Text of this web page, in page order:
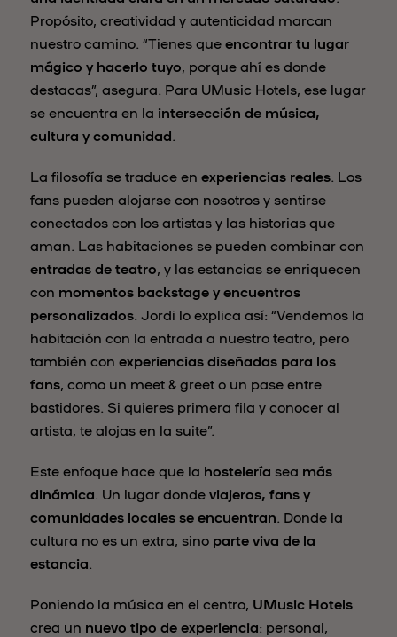
Propósito, creatividad y autenticidad marcan
nuestro camino. “Tienes queencontrar tu lugar
mágico y hacerlo tuyo, porque ahí es donde
destacas”, asegura. Para UMusic Hotels, ese lugar
se encuentra en la intersección de música,
cultura y comunidad.
La filosofía se traduce en experiencias reales. Los
fans pueden alojarse con nosotros y sentirse
conectados con los artistas y las historias que
aman. Las habitaciones se pueden combinar con
entradas de teatro, y las estancias se enriquecen
con momentos backstage y encuentros
personalizados. Jordi lo explica así: “Vendemos la
habitación con la entrada a nuestro teatro, pero
también con experiencias diseñadas para los
fans, como un meet & greet o un pase entre
bastidores. Si quieres primera fila y conocer al
artista, te alojas en la suite”.
Este enfoque hace que la hostelería sea más
dinámica. Un lugar dondeviajeros, fans y
comunidades locales se encuentran. Donde la
cultura no es un extra, sino parte viva de la
estancia.
Poniendo la música en el centro, UMusic Hotels
crea un nuevo tipo de experiencia: personal,